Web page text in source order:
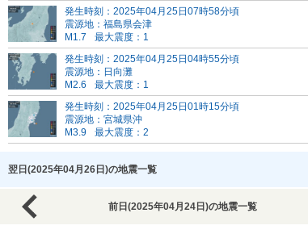
発生時刻：2025年04月25日07時58分頃
震源地：福島県会津
M1.7
最大震度：1
発生時刻：2025年04月25日04時55分頃
震源地：日向灘
M2.6
最大震度：1
発生時刻：2025年04月25日01時15分頃
震源地：宮城県沖
M3.9
最大震度：2
翌日(2025年04月26日)の地震一覧
前日(2025年04月24日)の地震一覧